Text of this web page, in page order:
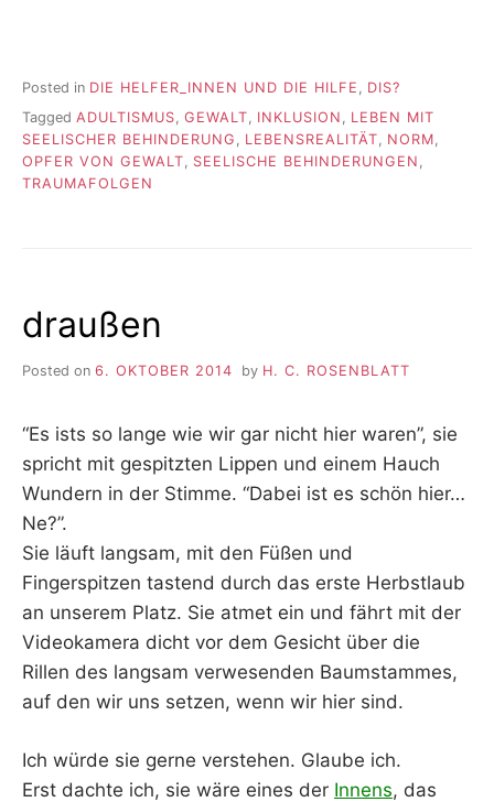
Posted in DIE HELFER_INNEN UND DIE HILFE , DIS?
Tagged ADULTISMUS GEWALT INKLUSION
LEBEN MIT
SEELISCHER BEHINDERUNG
LEBENSREALITÄT NORM
OPFER VON GEWALT
SEELISCHE BEHINDERUNGEN
TRAUMAFOLGEN
draußen
Posted on 6. OKTOBER 2014 by H. C. ROSENBLATT
“Es ists so lange wie wir gar nicht hier waren”, sie
spricht mit gespitzten Lippen und einem Hauch
Wundern in der Stimme. “Dabei ist es schön hier…
Ne?”.
Sie läuft langsam, mit den Füßen und
Fingerspitzen tastend durch das erste Herbstlaub
an unserem Platz. Sie atmet ein und fährt mit der
Videokamera dicht vor dem Gesicht über die
Rillen des langsam verwesenden Baumstammes,
auf den wir uns setzen, wenn wir hier sind.
Ich würde sie gerne verstehen. Glaube ich.
Erst dachte ich, sie wäre eines der Innens, das